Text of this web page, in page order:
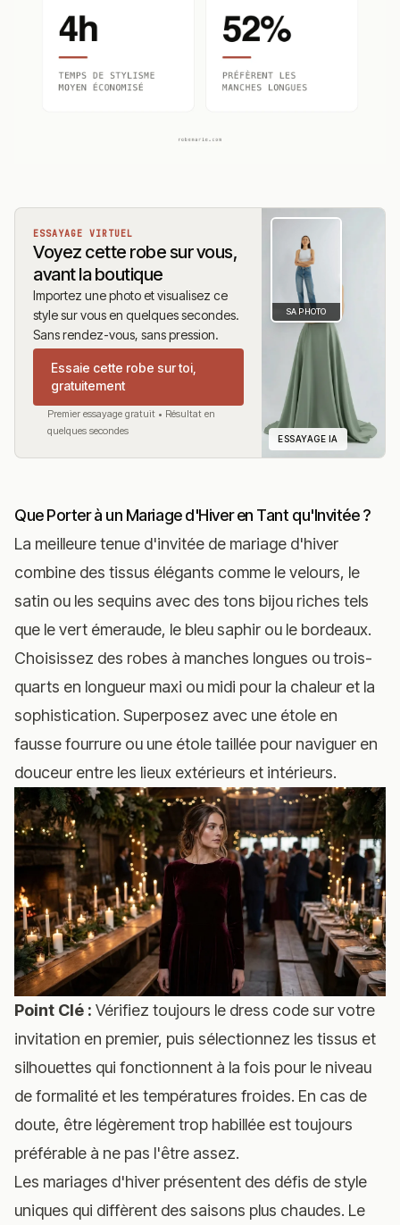
ESSAYAGE VIRTUEL
Voyez cette robe sur vous,
avant la boutique
Importez une photo et visualisez ce
style sur vous en quelques secondes.
Sans rendez-vous, sans pression.
Essaie cette robe sur toi,
gratuitement
Premier essayage gratuit • Résultat en
quelques secondes
SA PHOTO
ESSAYAGE IA
Que Porter à un Mariage d'Hiver en Tant qu'Invitée ?
La meilleure tenue d'invitée de mariage d'hiver
combine des tissus élégants comme le velours, le
satin ou les sequins avec des tons bijou riches tels
que le vert émeraude, le bleu saphir ou le bordeaux.
Choisissez des robes à manches longues ou trois-
quarts en longueur maxi ou midi pour la chaleur et la
sophistication. Superposez avec une étole en
fausse fourrure ou une étole taillée pour naviguer en
douceur entre les lieux extérieurs et intérieurs.
Point Clé : Vérifiez toujours le dress code sur votre
invitation en premier, puis sélectionnez les tissus et
silhouettes qui fonctionnent à la fois pour le niveau
de formalité et les températures froides. En cas de
doute, être légèrement trop habillée est toujours
préférable à ne pas l'être assez.
Les mariages d'hiver présentent des défis de style
uniques qui diffèrent des saisons plus chaudes. Le